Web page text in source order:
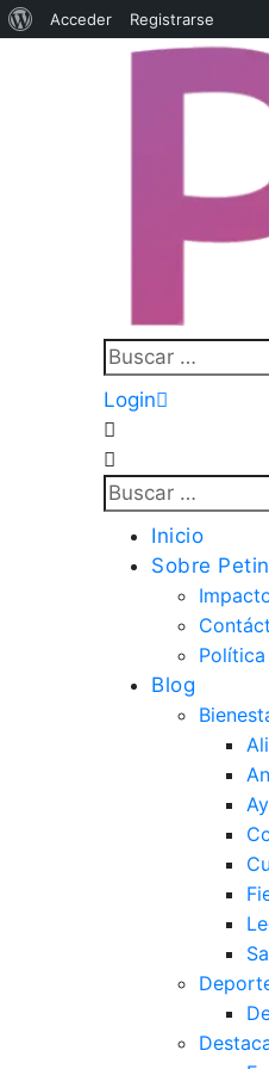
Acceder Registrarse
Login
Inicio
Sobre
Blog